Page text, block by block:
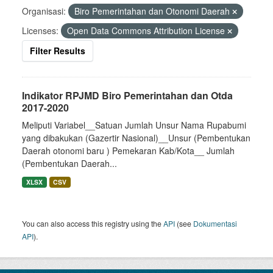
Organisasi:
Biro Pemerintahan dan Otonomi Daerah
Licenses:
Open Data Commons Attribution License
Filter Results
Indikator RPJMD Biro Pemerintahan dan Otda
2017-2020
Meliputi Variabel__Satuan Jumlah Unsur Nama Rupabumi
yang dibakukan (Gazertir Nasional)__Unsur (Pembentukan
Daerah otonomi baru ) Pemekaran Kab/Kota__ Jumlah
(Pembentukan Daerah...
XLSX CSV
You can also access this registry using theAPI (see Dokumentasi
API).